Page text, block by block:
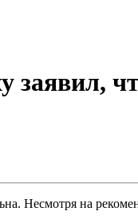
Несмотря на